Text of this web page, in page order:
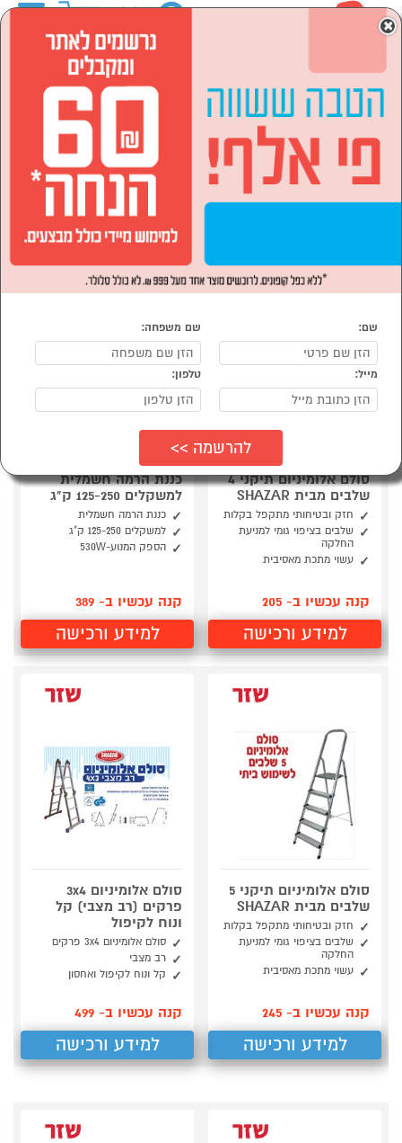
הסתר רשימת קטגוריות
כלי עבודה ותחזוקה (12)
לבית ולגן Shazar שזר
נמצאו 15 מוצרי לבית ולגן של מוצרי Shazar שזר
סולם אלומיניום תיקני 4
שלבים מבית SHAZAR
חזק ובטיחותי מתקפל בקלות
שלבים בציפוי גומי למניעת
החלקה
עשוי מתכת מאסיבית
קנה עכשיו ב- 205
למידע ורכישה
כננת הרמה חשמלית
למשקלים 125-250 ק"ג
כננת הרמה חשמלית
למשקלים 125-250 ק"ג
הספק המנוע-530W
קנה עכשיו ב- 389
למידע ורכישה
סולם אלומיניום תיקני 5
שלבים מבית SHAZAR
חזק ובטיחותי מתקפל בקלות
שלבים בציפוי גומי למניעת
החלקה
עשוי מתכת מאסיבית
קנה עכשיו ב- 245
למידע ורכישה
סולם אלומיניום 3x4
פרקים (רב מצבי) קל
ונוח לקיפול
סולם אלומיניום 3x4 פרקים
רב מצבי
קל ונוח לקיפול ואחסון
קנה עכשיו ב- 499
למידע ורכישה
×
שם: שם משפחה:
מייל: טלפון: